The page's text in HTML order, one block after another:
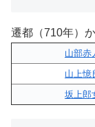
遷都（710年）
山部赤
山上憶
坂上郎